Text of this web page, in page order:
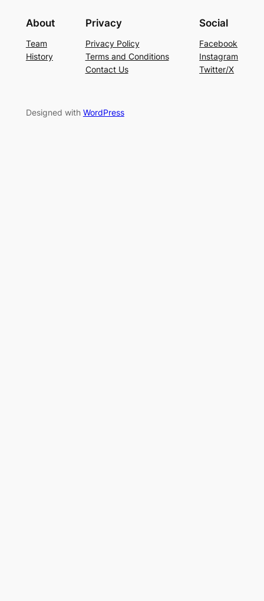
About
Team
History
Privacy
Privacy Policy
Terms and Conditions
Contact Us
Social
Facebook
Instagram
Twitter/X
Designed with WordPress